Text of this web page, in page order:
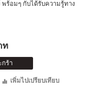
ร้อมๆ กับได้รับความรู้ทาง
ท
ร้า
เพิ่มไปเปรียบเทียบ